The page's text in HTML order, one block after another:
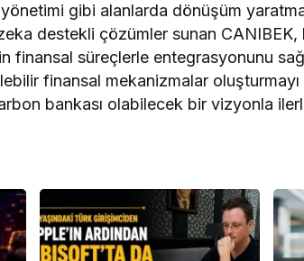
gibi alanlarda dönüşüm
destekli çözümler sunan
finansal süreçlerle entegrasyonunu
finansal mekanizmalar
bankası olabilecek bir vizyonla